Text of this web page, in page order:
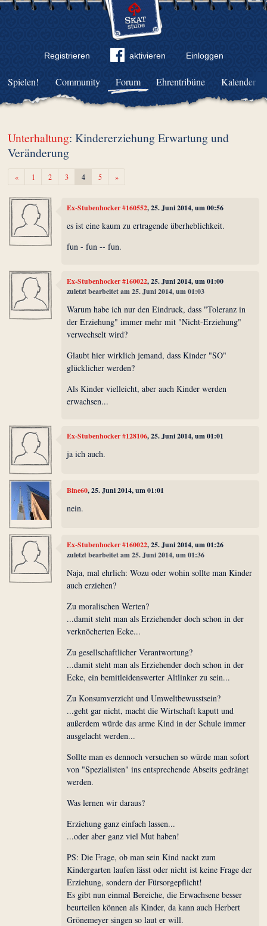
Registrieren aktivieren Einloggen
Community Forum Ehrentribüne Kalender
Spielen!
Unterhaltung: Kindererziehung Erwartung und
Veränderung
«Zurück1 2 3 4 5 »Weiter
Ex-Stubenhocker #160552, 25. Juni 2014, um 00:56
es ist eine kaum zu ertragende überheblichkeit.
fun - fun -- fun.
Ex-Stubenhocker #160022, 25. Juni 2014, um 01:00
zuletzt bearbeitet am 25. Juni 2014, um 01:03
Warum habe ich nur den Eindruck, dass "Toleranz in
der Erziehung" immer mehr mit "Nicht-Erziehung"
verwechselt wird?
Glaubt hier wirklich jemand, dass Kinder "SO"
glücklicher werden?
Als Kinder vielleicht, aber auch Kinder werden
erwachsen...
Ex-Stubenhocker #128106, 25. Juni 2014, um 01:01
ja ich auch.
Bine60, 25. Juni 2014, um 01:01
nein.
Ex-Stubenhocker #160022, 25. Juni 2014, um 01:26
zuletzt bearbeitet am 25. Juni 2014, um 01:36
Naja, mal ehrlich: Wozu oder wohin sollte man Kinder
auch erziehen?
Zu moralischen Werten?
...damit steht man als Erziehender doch schon in der
verknöcherten Ecke...
Zu gesellschaftlicher Verantwortung?
...damit steht man als Erziehender doch schon in der
Ecke, ein bemitleidenswerter Altlinker zu sein...
Zu Konsumverzicht und Umweltbewusstsein?
...geht gar nicht, macht die Wirtschaft kaputt und
außerdem würde das arme Kind in der Schule immer
ausgelacht werden...
Sollte man es dennoch versuchen so würde man sofort
von "Spezialisten" ins entsprechende Abseits gedrängt
werden.
Was lernen wir daraus?
Erziehung ganz einfach lassen...
...oder aber ganz viel Mut haben!
PS: Die Frage, ob man sein Kind nackt zum
Kindergarten laufen lässt oder nicht ist keine Frage der
Erziehung, sondern der Fürsorgepflicht!
Es gibt nun einmal Bereiche, die Erwachsene besser
beurteilen können als Kinder, da kann auch Herbert
Grönemeyer singen so laut er will.